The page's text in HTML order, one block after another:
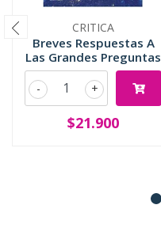
CRITICA
Breves Respuestas A
Las Grandes Preguntas
+
-
$21.900